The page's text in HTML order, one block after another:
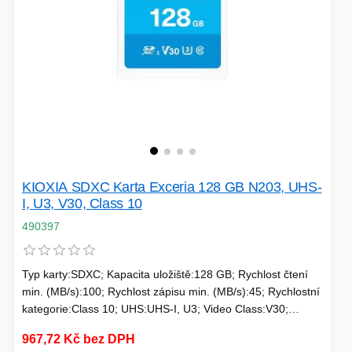
HERNÍ KLÁVESNICE
PAMĚTI RAM
BACKUP SERVER
VÝPRODEJ
DEKORACE
PATCH PANELY
ROBOTY - MIXÉRY
KIOXIA SDXC Karta Exceria 128 GB N203, UHS-
I, U3, V30, Class 10
490397
Typ karty:SDXC; Kapacita uložiště:128 GB; Rychlost čtení
min. (MB/s):100; Rychlost zápisu min. (MB/s):45; Rychlostní
kategorie:Class 10; UHS:UHS-I, U3; Video Class:V30;
967,72 Kč bez DPH